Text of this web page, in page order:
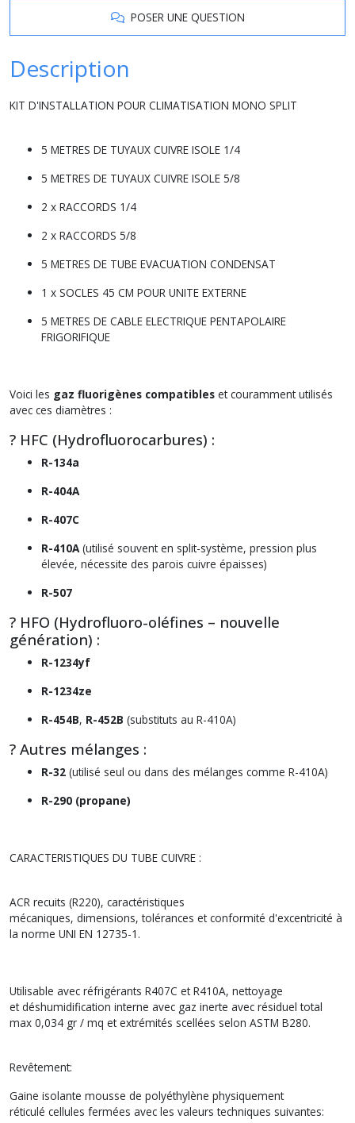
POSER UNE QUESTION
Description
KIT D'INSTALLATION POUR CLIMATISATION MONO SPLIT
5 METRES DE TUYAUX CUIVRE ISOLE 1/4
5 METRES DE TUYAUX CUIVRE ISOLE 5/8
2 x RACCORDS 1/4
2 x RACCORDS 5/8
5 METRES DE TUBE EVACUATION CONDENSAT
1 x SOCLES 45 CM POUR UNITE EXTERNE
5 METRES DE CABLE ELECTRIQUE PENTAPOLAIRE
FRIGORIFIQUE
Voici les gaz fluorigènes compatibles et couramment utilisés
avec ces diamètres :
? HFC (Hydrofluorocarbures) :
R-134a
R-404A
R-407C
R-410A(utilisé souvent en split-système, pression plus
élevée, nécessite des parois cuivre épaisses)
R-507
? HFO (Hydrofluoro-oléfines – nouvelle
génération) :
R-1234yf
R-1234ze
R-454B, R-452B (substituts au R-410A)
? Autres mélanges :
R-32 (utilisé seul ou dans des mélanges comme R-410A)
R-290 (propane)
CARACTERISTIQUES DU TUBE CUIVRE :
ACR recuits (R220), caractéristiques
mécaniques, dimensions, tolérances et conformité d'excentricité à
la norme UNI EN 12735-1.
Utilisable avec réfrigérants R407C et R410A, nettoyage
et déshumidification interne avec gaz inerte avec résiduel total
max 0,034 gr / mq et extrémités scellées selon ASTM B280.
Revêtement:
Gaine isolante mousse de polyéthylène physiquement
réticulé cellules fermées avec les valeurs techniques suivantes: